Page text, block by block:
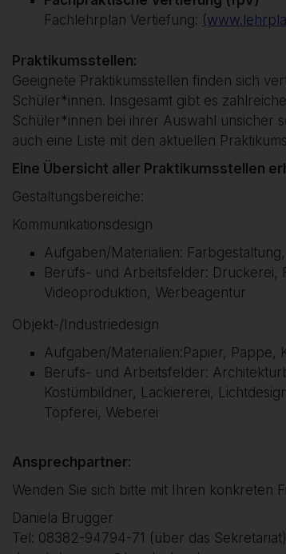
Fachlehrplan Vertiefung:
Praktikumsstellen:
Geeignete Praktikumsstellen finden sich
Schüler*innen. Insgesamt gibt es
Schüler*innen bei ihrer Auswahl unsicher
auch eine Liste mit den aktuellen
Eine Übersicht aller Praktikumsstellen
Gestaltungsbereiche:
Kommunikationsdesign
Aufgaben/Materialien:
Berufs- und Arbeitsfelder: Druckerei,
Videoproduktion, Werbeagentur
Objekt-/Industriedesign
Aufgaben/Materialien:Papier, Pappe,
Berufs- und Arbeitsfelder:
Kostümbildner, Lackiererei,
Töpferei, Weberei
Ansprechpartner:
Wenden Sie sich bitte mit Ihren konkreten
Daniela Brugger
Tel: 08382-94794-71 (über das Sekretariat)